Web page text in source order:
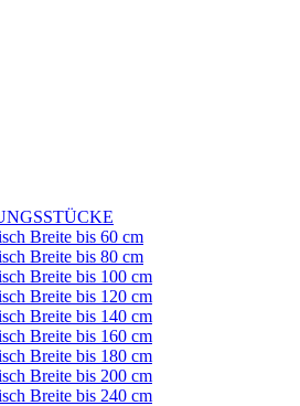
Breite bis 60 cm
Breite bis 80 cm
Breite bis 100 cm
Breite bis 120 cm
Breite bis 140 cm
Breite bis 160 cm
Breite bis 180 cm
Breite bis 200 cm
Breite bis 240 cm